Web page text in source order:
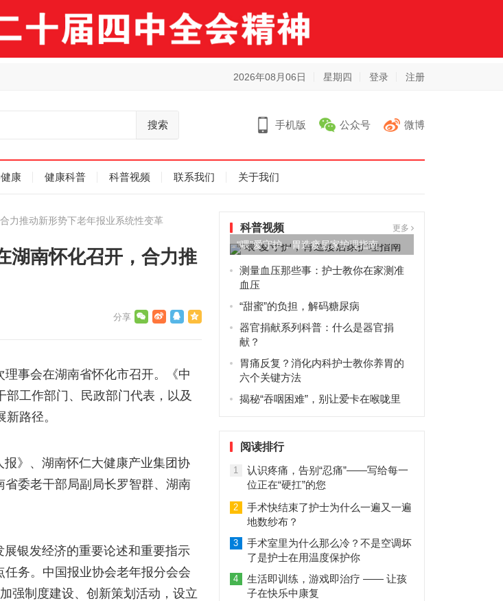
2026年08月06日 星期四 登录 注册
搜索 手机版 公众号 微博
康 健康科普 科普视频 联系我们 关于我们
力推动新形势下老年报业系统性变革
湖南怀化召开，合力推
事会在湖南省怀化市召开。《中
工作部门、民政部门代表，以及
路径。
》、湖南怀仁大健康产业集团协
委老干部局副局长罗智群、湖南
银发经济的重要论述和重要指示
务。中国报业协会老年报分会会
强制度建设、创新策划活动，设立
科普视频 更多
“喂”爱守护，胃造瘘居家护理指南
测量血压那些事：护士教你在家测准
血压
“甜蜜”的负担，解码糖尿病
器官捐献系列科普：什么是器官捐
献？
胃痛反复？消化内科护士教你养胃的
六个关键方法
揭秘“吞咽困难”，别让爱卡在喉咙里
阅读排行
1
认识疼痛，告别“忍痛”——写给每一
位正在“硬扛”的您
2
手术快结束了护士为什么一遍又一遍
地数纱布？
3
手术室里为什么那么冷？不是空调坏
了是护士在用温度保护你
4
生活即训练，游戏即治疗 —— 让孩
子在快乐中康复